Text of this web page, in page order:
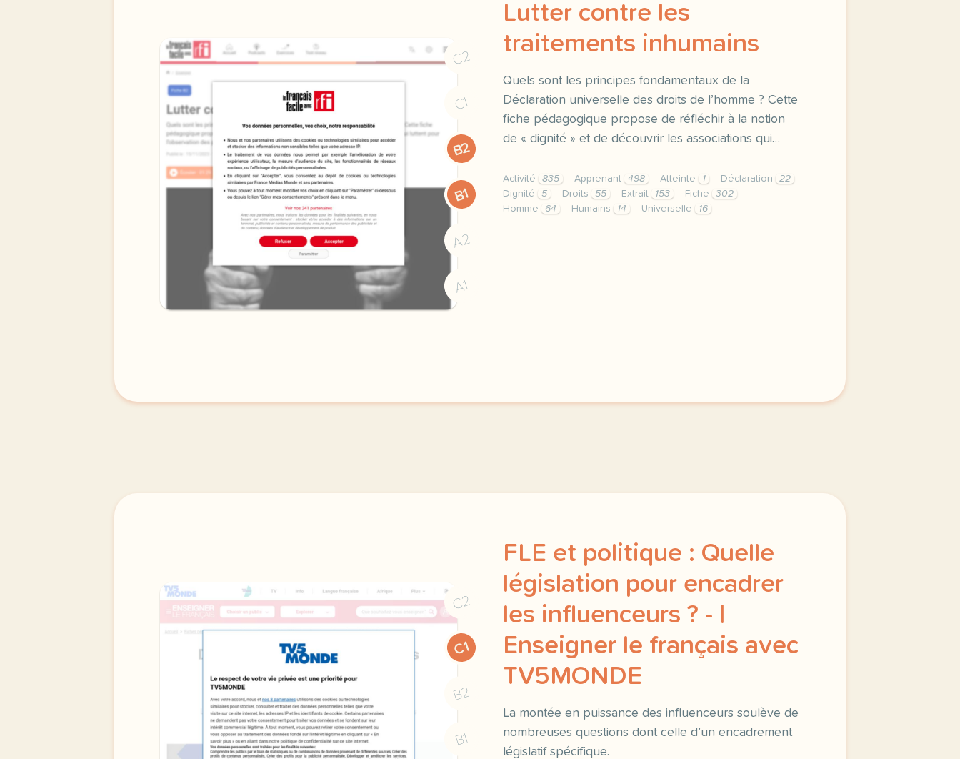
C2
C1
B2
B1
A2
A1
Lutter contre les
traitements inhumains
Quels sont les principes fondamentaux de la
Déclaration universelle des droits de l’homme ? Cette
fiche pédagogique propose de réfléchir à la notion
de « dignité » et de découvrir les associations qui…
Activité 835 Apprenant 498 Atteinte 1 Déclaration
22
Dignité
5 Droits 55 Extrait 153 Fiche
302
Homme
64 Humains 14 Universelle 16
C2
C1
B2
B1
FLE et politique : Quelle
législation pour encadrer
les influenceurs ? - |
Enseigner le français avec
TV5MONDE
La montée en puissance des influenceurs soulève de
nombreuses questions dont celle d’un encadrement
législatif spécifique.